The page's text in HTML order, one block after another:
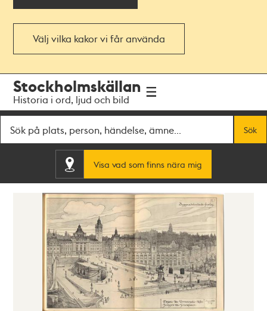
Välj vilka kakor vi får använda
navigationen
huvudinnehållet
Stockholmskällan
Historia i ord, ljud och bild
Sök
Visa vad som finns nära mig